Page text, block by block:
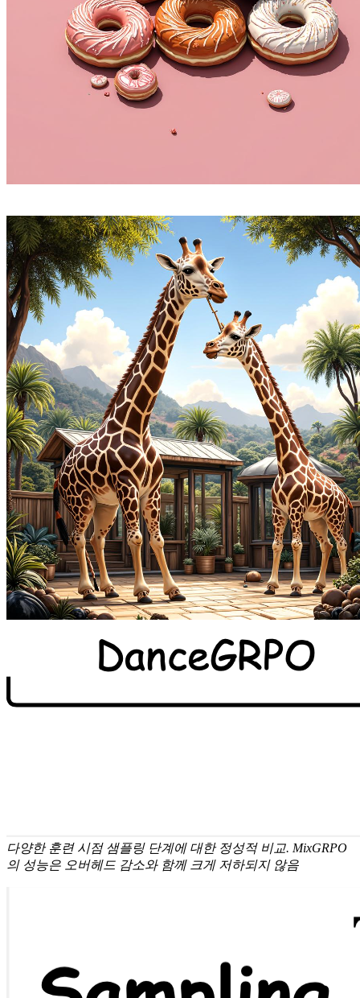
다양한 훈련 시점 샘플링 단계에 대한 정성적 비교. MixGRPO
의 성능은 오버헤드 감소와 함께 크게 저하되지 않음